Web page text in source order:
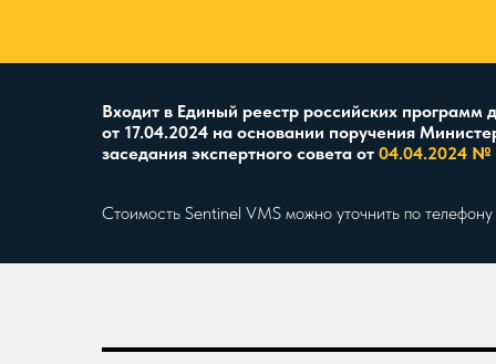
Входит в Единый реестр российских
от 17.04.2024 на основании поручения
заседания экспертного совета от 04.04.2024 №
Стоимость Sentinel VMS можно уточнить по